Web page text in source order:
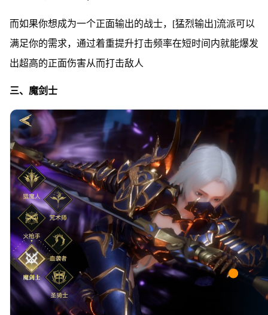
而如果你想成为一个正面输出的战士，[猛烈输出]流派可以
满足你的需求，通过着重提升打击频率在短时间内就能爆发
出超高的正面伤害从而打击敌人
三、魔剑士